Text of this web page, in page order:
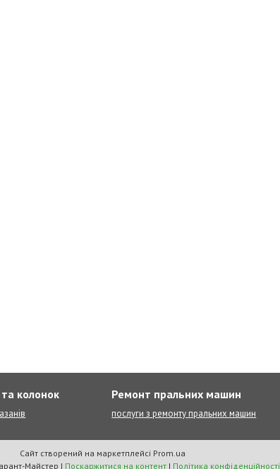
колонок Ремонт пральних машин
послуги з ремонту пральних машин
Сайт створений на маркетплейсі Prom.ua
Сервісний центр "Гарант-Майстер | Поскаржитися на контент | Політика конфіденційності